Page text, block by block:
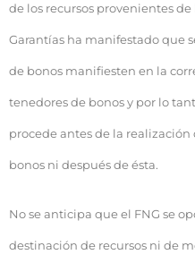
de los recursos provenientes
Garantías ha manifestado que
de bonos manifiesten en la
tenedores de bonos y por lo
procede antes de la
bonos ni después de ésta.
No se anticipa que el FNG se
destinación de recursos ni de